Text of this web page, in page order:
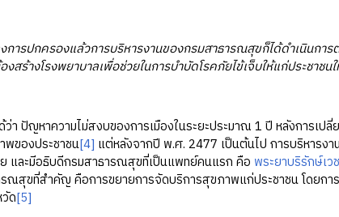
การปกครองแล้วการบริหารงานของกรมสาธารณสุขก็ได้ดำเนินกา
สร้างโรงพยาบาลเพื่อช่วยในการบำบัดโรคภัยไข้เจ็บให้แก่ประชาชน
ญหาความไม่สงบของการเมืองในระยะประมาณ 1 ปี หลังการเปลี่
ของประชาชน[4] แต่หลังจากปี พ.ศ. 2477 เป็นต้นไป การบริหารง
ย และมีอธิบดีกรมสาธารณสุขที่เป็นแพทย์คนแรก คือ พระยาบริรักษ์เว
ณสุขที่สำคัญ คือการขยายการจัดบริการสุขภาพแก่ประชาชน โดยกา
ด[5]